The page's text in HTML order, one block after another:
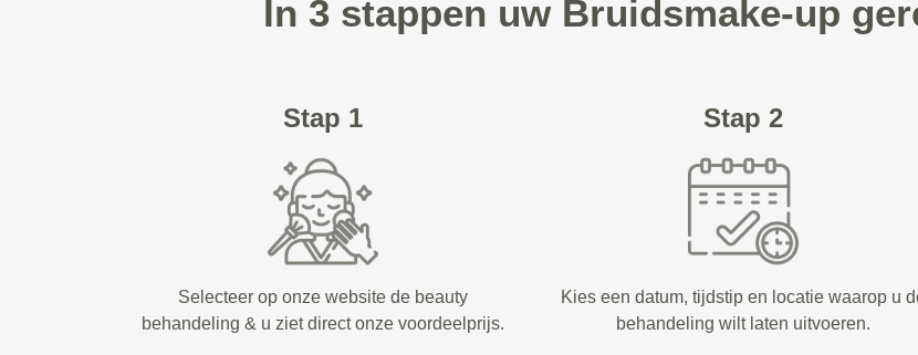
In 3 stappen uw Bruidsmake-up
Stap 1
Selecteer op onze website de beauty
behandeling & u ziet direct onze voordeelprijs.
Stap 2
Kies een datum, tijdstip en locatie waarop u
behandeling wilt laten uitvoeren.